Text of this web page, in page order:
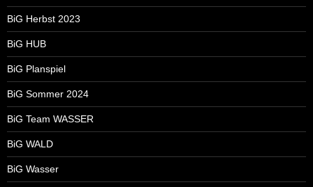
BiG Herbst 2023
BiG HUB
BiG Planspiel
BiG Sommer 2024
BiG Team WASSER
BiG WALD
BiG Wasser